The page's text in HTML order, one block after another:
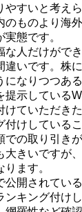
やすいと考え
のものより海
態です。
な人だけがで
違いです。株
なりつつある
提示している
けていただき
けしているこ
での取り引き
大きいですが
ます。
公開されてい
ンキング付け